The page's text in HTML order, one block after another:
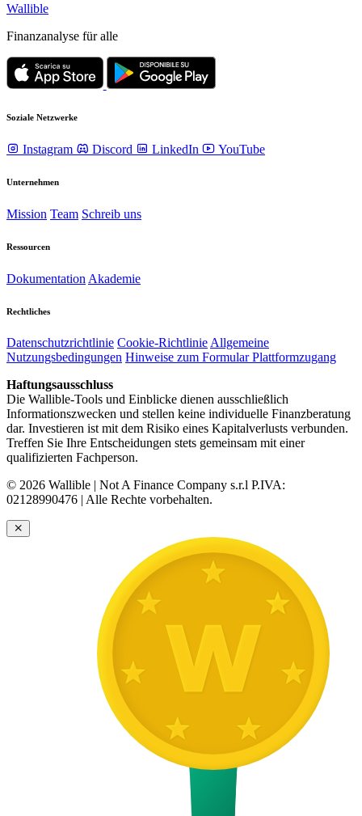
Wallible
Finanzanalyse für alle
Soziale Netzwerke
Instagram Discord LinkedIn YouTube
Unternehmen
Mission Team Schreib uns
Ressourcen
Dokumentation Akademie
Rechtliches
Datenschutzrichtlinie Cookie-RichtlinieAllgemeine
Nutzungsbedingungen Hinweise zum Formular Plattformzugang
Haftungsausschluss
Die Wallible-Tools und Einblicke dienen ausschließlich
Informationszwecken und stellen keine individuelle Finanzberatung
dar. Investieren ist mit dem Risiko eines Kapitalverlusts verbunden.
Treffen Sie Ihre Entscheidungen stets gemeinsam mit einer
qualifizierten Fachperson.
© 2026 Wallible | Not A Finance Company s.r.l P.IVA:
02128990476 | Alle Rechte vorbehalten.